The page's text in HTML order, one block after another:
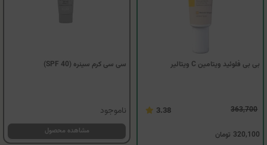
بی بی فلوئید ویتامین C ویتالیر
363,700
3.38
320,100 تومان
سی سی کرم سینره (SPF 40)
ناموجود
مشاهده محصول